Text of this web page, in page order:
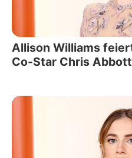
Allison Williams
Co-Star Chris Abbott